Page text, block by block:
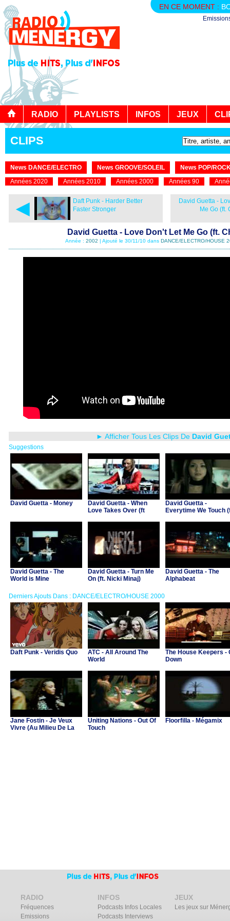
EN CE MOMENT :
RADIO PLAYLISTS INFOS JEUX
CLIPS
News DANCE/ELECTRO News GROOVE/SOLEIL
News POP/
Années 2020
Années 2010 Années 2000 Années 90
◄
Daft Punk - Harder Better
Faster Stronger
David Guetta -
Me Go (ft.
David Guetta - Love Don't Let Me Go (ft.
Année : 2002 | Ajouté le 30/11/10 dans DANCE/ELECTRO/HOUSE
► Afficher Tous Les Clips De David
Suggestions
David Guetta - Money
David Guetta - When
Love Takes Over (ft
David Guetta -
Everytime We Touch
David Guetta - The
World is Mine
David Guetta - Turn Me
On (ft. Nicki Minaj)
David Guetta - The
Alphabeat
Derniers Ajouts Dans : DANCE/ELECTRO/HOUSE 2000
Daft Punk - Veridis Quo
ATC - All Around The
World
The House Keepers -
Down
Jane Fostin - Je Veux
Vivre (Au Milieu De La
Uniting Nations - Out Of
Touch
Floorfilla - Mégamix
RADIO
Fréquences
Emissions
INFOS
Podcasts Infos Locales
Podcasts Interviews
JEUX
Les jeux sur